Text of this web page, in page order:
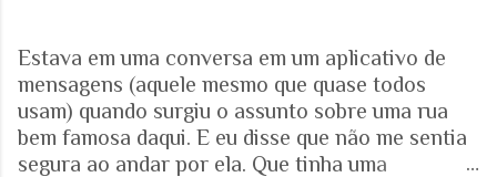
Estava em uma conversa em um aplicativo de
mensagens (aquele mesmo que quase todos
usam) quando surgiu o assunto sobre uma rua
bem famosa daqui. E eu disse que não me sentia
segura ao andar por ela. Que tinha uma